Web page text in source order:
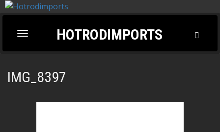
Toggle
navigation
HOTRODIMPORTS
IMG_8397